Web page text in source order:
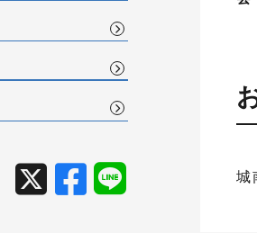
城